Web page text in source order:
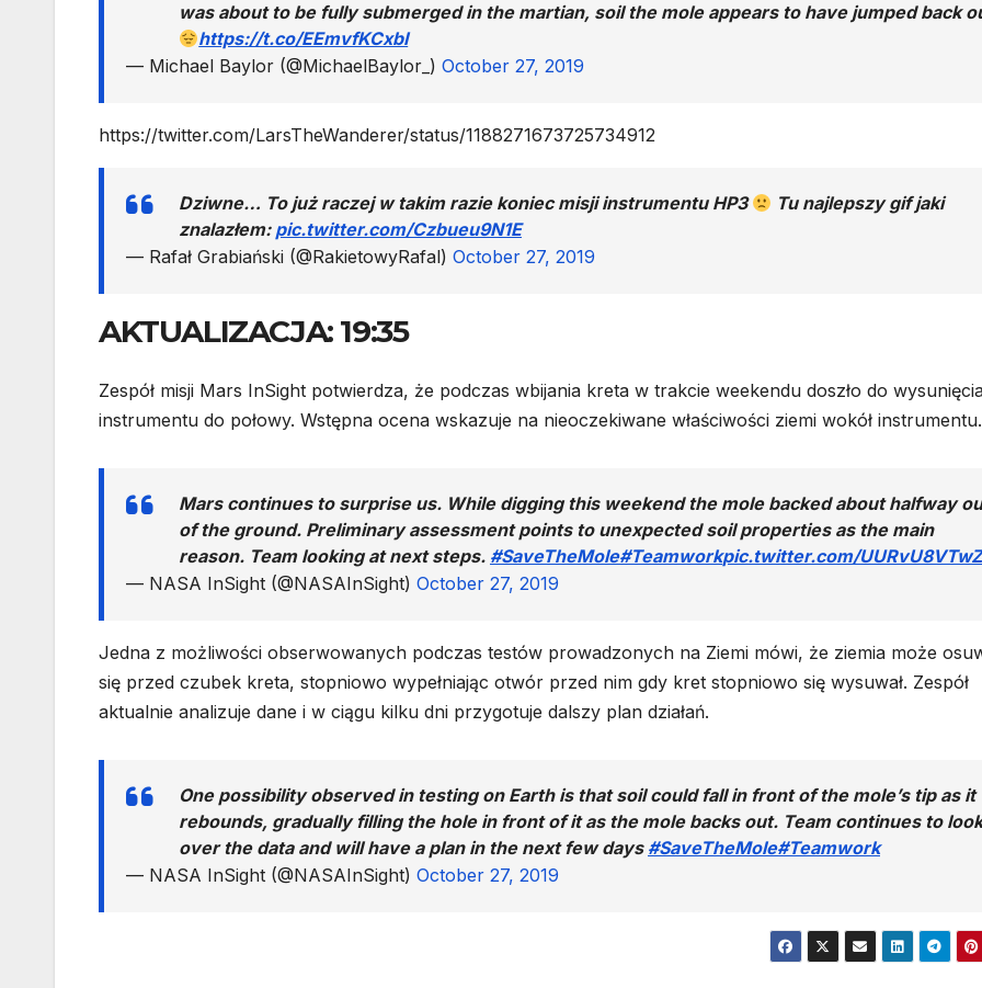
was about to be fully submerged in the martian, soil the mole appears to have jumped back
https://t.co/EEmvfKCxbI
— Michael Baylor (@MichaelBaylor_) October 27, 2019
https://twitter.com/LarsTheWanderer/status/1188271673725734912
Dziwne… To już raczej w takim razie koniec misji instrumentu HP3
Tu najlepszy gif jaki
znalazłem: pic.twitter.com/Czbueu9N1E
— Rafał Grabiański (@RakietowyRafal) October 27, 2019
AKTUALIZACJA: 19:35
Zespół misji Mars InSight potwierdza, że podczas wbijania kreta w trakcie weekendu doszło do
instrumentu do połowy. Wstępna ocena wskazuje na nieoczekiwane właściwości ziemi wokół instrumentu.
Mars continues to surprise us. While digging this weekend the mole backed about halfway
of the ground. Preliminary assessment points to unexpected soil properties as the main
reason. Team looking at next steps. #SaveTheMole#Teamworkpic.twitter.com/UURvU8VTwZ
— NASA InSight (@NASAInSight) October 27, 2019
Jedna z możliwości obserwowanych podczas testów prowadzonych na Ziemi mówi, że ziemia może
się przed czubek kreta, stopniowo wypełniając otwór przed nim gdy kret stopniowo się wysuwał. Zespół
aktualnie analizuje dane i w ciągu kilku dni przygotuje dalszy plan działań.
One possibility observed in testing on Earth is that soil could fall in front of the mole’s tip as it
rebounds, gradually filling the hole in front of it as the mole backs out. Team continues to look
over the data and will have a plan in the next few days #SaveTheMole#Teamwork
— NASA InSight (@NASAInSight) October 27, 2019